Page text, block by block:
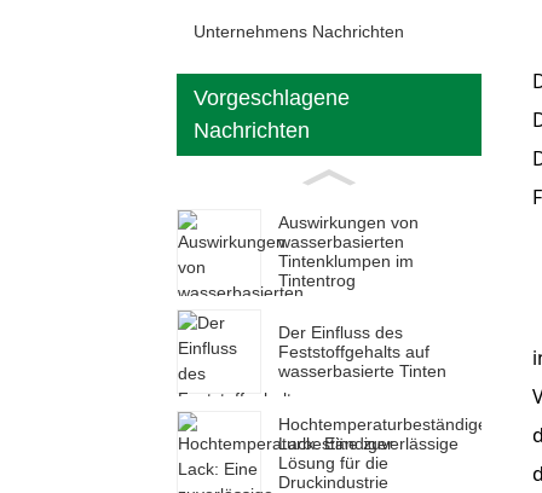
Unternehmens Nachrichten
Vorgeschlagene
Nachrichten
Auswirkungen von
wasserbasierten
Tintenklumpen im
Tintentrog
Der Einfluss des
Feststoffgehalts auf
wasserbasierte Tinten
Hochtemperaturbeständiger
Lack: Eine zuverlässige
Lösung für die
Druckindustrie